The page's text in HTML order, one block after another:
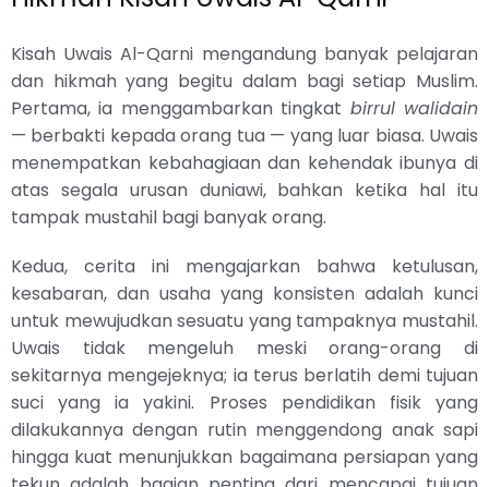
Kisah Uwais Al-Qarni mengandung banyak pelajaran
dan hikmah yang begitu dalam bagi setiap Muslim.
Pertama, ia menggambarkan tingkat birrul walidain
— berbakti kepada orang tua — yang luar biasa. Uwais
menempatkan kebahagiaan dan kehendak ibunya di
atas segala urusan duniawi, bahkan ketika hal itu
tampak mustahil bagi banyak orang.
Kedua, cerita ini mengajarkan bahwa ketulusan,
kesabaran, dan usaha yang konsisten adalah kunci
untuk mewujudkan sesuatu yang tampaknya mustahil.
Uwais tidak mengeluh meski orang-orang di
sekitarnya mengejeknya; ia terus berlatih demi tujuan
suci yang ia yakini. Proses pendidikan fisik yang
dilakukannya dengan rutin menggendong anak sapi
hingga kuat menunjukkan bagaimana persiapan yang